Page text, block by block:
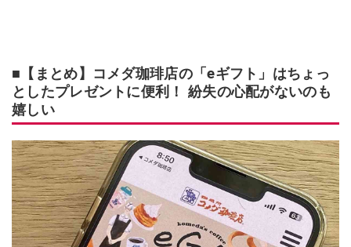
■【まとめ】コメダ珈琲店の「eギフト」はちょっ
としたプレゼントに便利！ 紛失の心配がないのも
嬉しい